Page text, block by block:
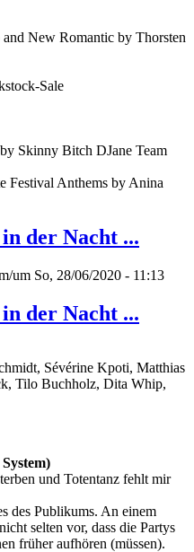
New Romantic by Thorsten
Sale
Skinny Bitch DJane Team
Festival Anthems by Anina
der Nacht ...
um So, 28/06/2020 - 11:13
der Nacht ...
Sévérine Kpoti, Matthias
Tilo Buchholz, Dita Whip,
und Totentanz fehlt mir
des Publikums. An einem
selten vor, dass die Partys
früher aufhören (müssen).